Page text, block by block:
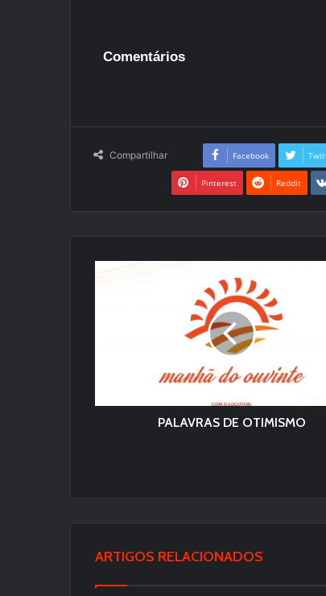
Comentários
Compartilhar Facebook
Pinterest Reddit
PALAVRAS DE OTIMISMO
ARTIGOS RELACIONADOS